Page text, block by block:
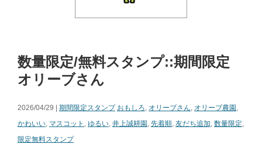
数量限定/無料スタンプ::期間限定
オリーブさん
2026/04/29 | 期間限定スタンプ おもしろ, オリーブさん, オリーブ農園 ,
かわいい, マスコット , ゆるい, 井上誠耕園 , 先着順, 友だち追加, 数量限定,
限定無料スタンプ